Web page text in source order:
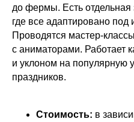
до фермы. Есть
где все адаптировано под
Проводятся мастер-
с аниматорами. Работает
и уклоном на популярную
праздников.
Стоимость: в